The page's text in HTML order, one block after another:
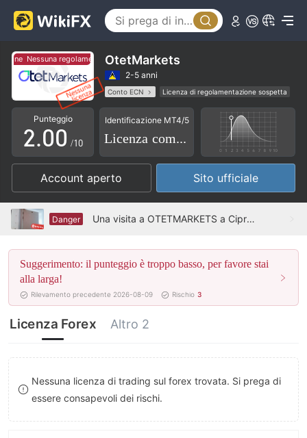
Nessuna regolamentazione Nessuna regolamentazione
OtetMarkets
2-5 anni
Conto ECN
Licenza di regolamentazione sospetta
Etichetta principale MT5
Esposizione globale
Alto rischio potenziale
Punteggio
0
1
2
3
4
5
6
7
8
9
.0
1
2
3
4
5
6
7
8
9
0
1
2
3
4
5
6
7
8
9
/10
Identificazione MT4/5
Licenza completa
Account aperto Sito ufficiale
Danger Una visita a OTETMARKETS a Cipro - Nessun ufficio trovato
Suggerimento: il punteggio è troppo basso, per favore stai
alla larga!
Rilevamento precedente 2026-08-09 Rischio 3
Licenza Forex Altro 2
Nessuna licenza di trading sul forex trovata. Si prega di
essere consapevoli dei rischi.